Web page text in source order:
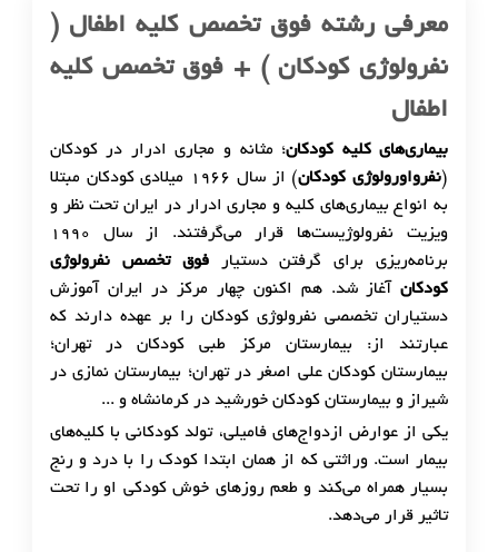
معرفی رشته فوق تخصص کلیه اطفال (
نفرولوژی کودکان ) + فوق تخصص کلیه
اطفال
بیماری‌های کلیه کودکان؛ مثانه و مجاری ادرار در کودکان
(نفرواورولوژی کودکان
) از سال 1966 میلادی کودکان مبتلا
به انواع بیماری‌های کلیه و مجاری ادرار در ایران تحت نظر و
ویزیت نفرولوژیست‌ها قرار می‌گرفتند. از سال 1990
برنامه‌ریزی برای گرفتن دستیارفوق تخصص نفرولوژی
کودکانآغاز شد. هم اکنون چهار مرکز در ایران آموزش
دستیاران تخصصی نفرولوژی کودکان را بر عهده دارند که
عبارتند از: بیمارستان مرکز طبی کودکان در تهران؛
بیمارستان کودکان علی اصغر در تهران؛ بیمارستان نمازی در
شیراز و بیمارستان کودکان خورشید در کرمانشاه و ...
یکی از عوارض ازدواج‌های فامیلی، تولد کودکانی با کلیه‌های
بیمار است. وراثتی که از همان ابتدا کودک را با درد و رنج
بسیار همراه می‌کند و طعم روزهای خوش کودکی او را تحت
تاثیر قرار می‌دهد.